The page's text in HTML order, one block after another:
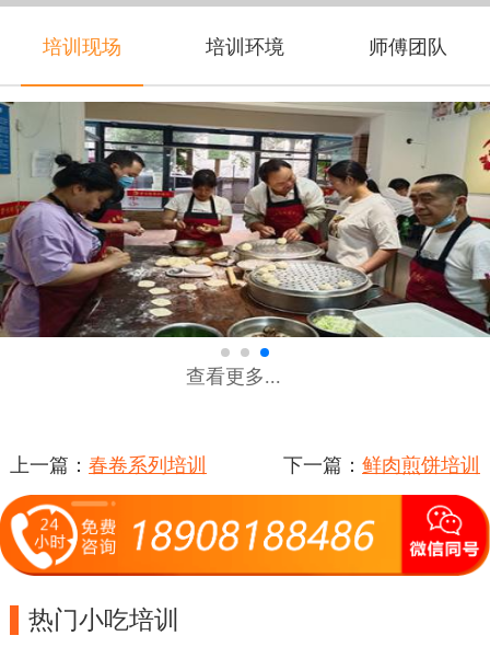
培训现场 培训环境 师傅团队
查看更多...
上一篇： 春卷系列培训 下一篇： 鲜肉煎饼培训
热门小吃培训